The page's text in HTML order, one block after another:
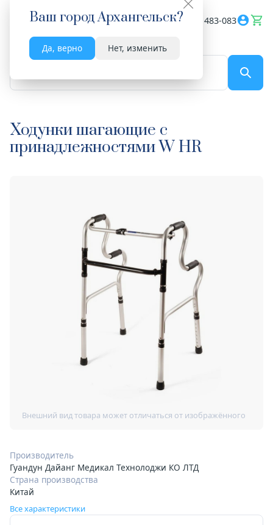
Ваш городАрхангельск?
Да, верно Нет, изменить
Весь сайт 8182 483-083
Ходунки шагающие с
принадлежностями W HR
Производитель
Гуандун Дайанг Медикал Технолоджи КО ЛТД
Страна производства
Китай
Все характеристики